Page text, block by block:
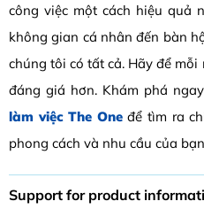
công việc một cách hiệu quả
không gian cá nhân đến bàn
chúng tôi có tất cả. Hãy để
đáng giá hơn. Khám phá
làm việc The Oneđể tìm ra
phong cách và nhu cầu của
Support for product